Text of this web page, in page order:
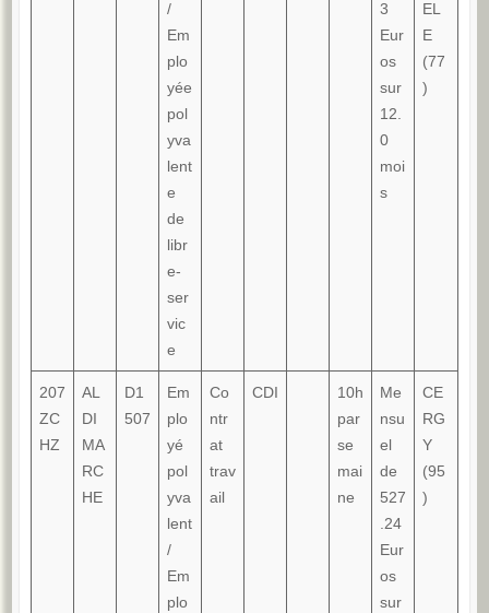
/
Em
plo
yée
pol
yva
lent
e
de
libr
e-
ser
vic
e
3
Eur
os
sur
12.
0
moi
s
EL
E
(77
)
207
ZC
HZ
AL
DI
MA
RC
HE
D1
507
Em
plo
yé
pol
yva
lent
/
Em
plo
Co
ntr
at
trav
ail
CDI
10h
par
se
mai
ne
Me
nsu
el
de
527
.24
Eur
os
sur
CE
RG
Y
(95
)